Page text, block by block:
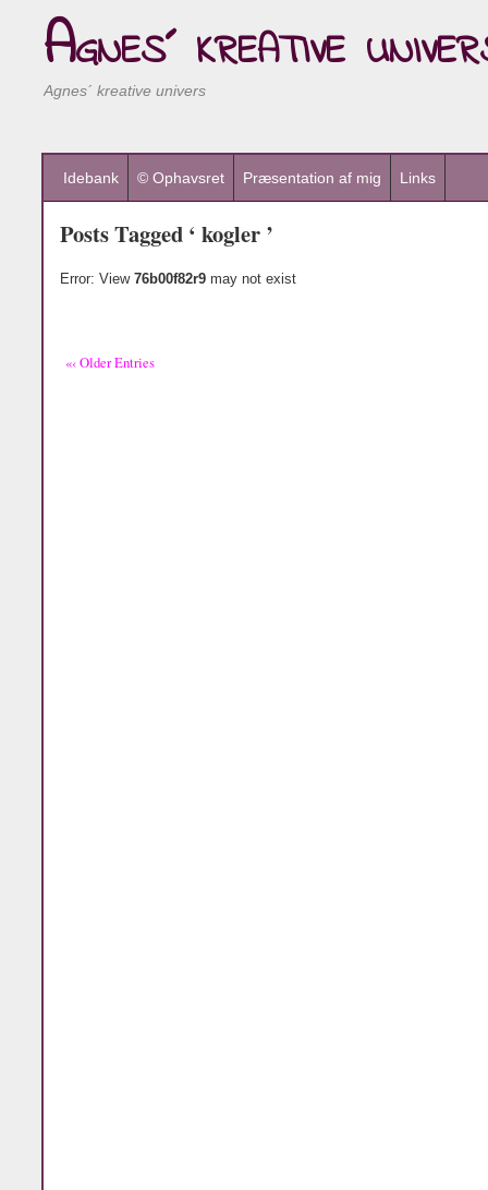
Agnes´ kreative
Agnes´ kreative univers
Idebank © Ophavsret Præsentation af mig Links
Posts Tagged ‘ kogler ’
Error: View 76b00f82r9 may not exist
«‹ Older Entries